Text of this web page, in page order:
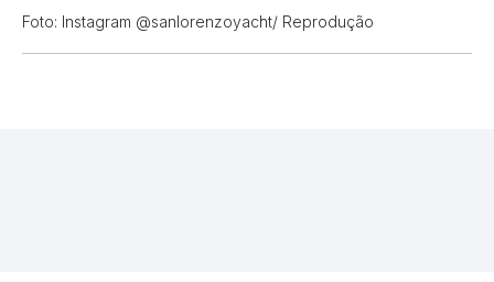
Foto: Instagram @sanlorenzoyacht/ Reprodução